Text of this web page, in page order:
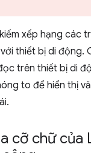
xếp hạng các
thiết bị di động.
trên thiết bị di
to để hiển thị
cỡ chữ của